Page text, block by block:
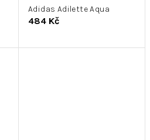
Adidas Adilette Aqua
484 Kč